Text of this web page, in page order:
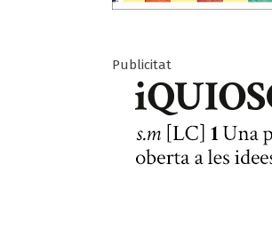
Publicitat